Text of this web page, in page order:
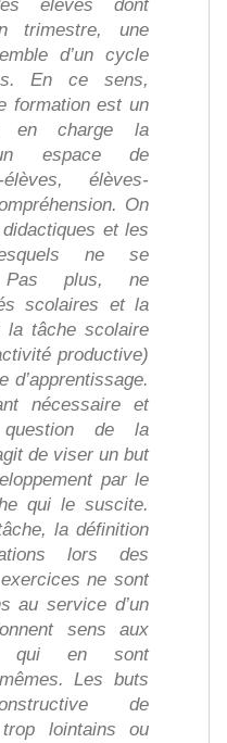
élèves dont
trimestre, une
d’un cycle
En ce sens,
formation est un
en charge la
un espace de
élèves-
On
et les
ne se
Pas plus, ne
scolaires et la
la tâche scolaire
productive)
d’apprentissage.
nécessaire et
question de la
de viser un but
par le
qui le suscite.
la définition
lors des
ne sont
au service d’un
sens aux
qui en sont
Les buts
de
lointains ou